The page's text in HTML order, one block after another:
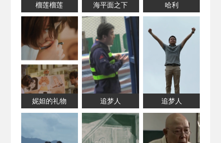
榴莲榴莲 海平面之下 哈利
妮妲的礼物 追梦人 追梦人